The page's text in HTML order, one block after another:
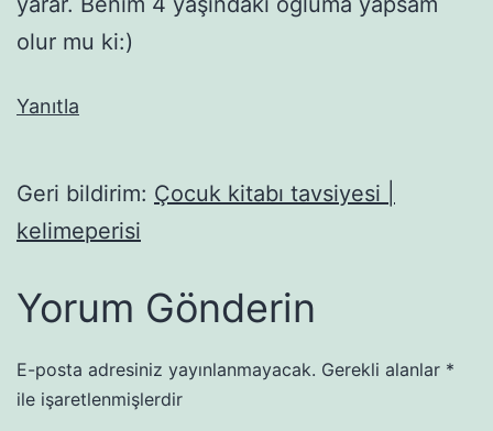
olur mu ki:)
Yanıtla
Geri bildirim: Çocuk kitabı tavsiyesi |
kelimeperisi
Yorum Gönderin
E-posta adresiniz yayınlanmayacak. Gerekli alanlar *
ile işaretlenmişlerdir